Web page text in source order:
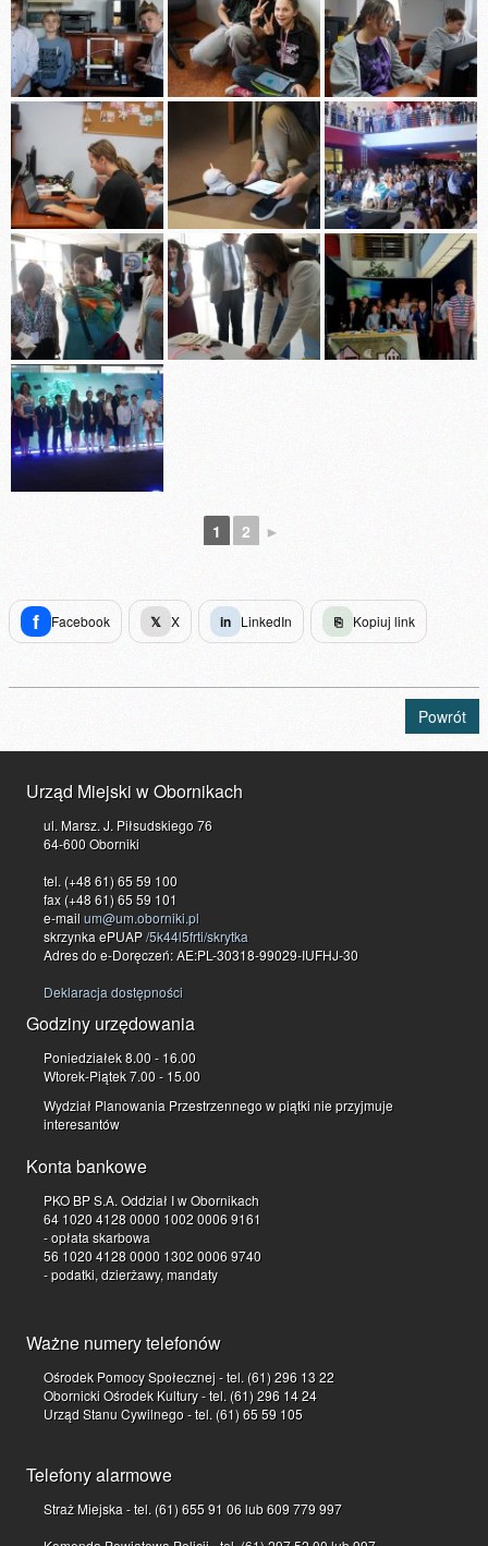
1 2 ►
f Facebook 𝕏 X in LinkedIn ⎘ Kopiuj link
Powrót
Urząd Miejski w Obornikach
ul. Marsz. J. Piłsudskiego 76
64-600 Oborniki
tel. (+48 61) 65 59 100
fax (+48 61) 65 59 101
e-mailum@um.oborniki.pl
skrzynka ePUAP/5k44l5frti/skrytka
Adres do e-Doręczeń: AE:PL-30318-99029-IUFHJ-30
Deklaracja dostępności
Godziny urzędowania
Poniedziałek 8.00 - 16.00
Wtorek-Piątek 7.00 - 15.00
Wydział Planowania Przestrzennego w piątki nie przyjmuje
interesantów
Konta bankowe
PKO BP S.A. Oddział I w Obornikach
64 1020 4128 0000 1002 0006 9161
- opłata skarbowa
56 1020 4128 0000 1302 0006 9740
- podatki, dzierżawy, mandaty
Ważne numery telefonów
Ośrodek Pomocy Społecznej - tel. (61) 296 13 22
Obornicki Ośrodek Kultury - tel. (61) 296 14 24
Urząd Stanu Cywilnego - tel. (61) 65 59 105
Telefony alarmowe
Straż Miejska - tel. (61) 655 91 06 lub 609 779 997